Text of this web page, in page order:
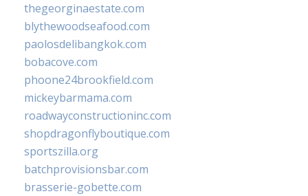
thegeorginaestate.com
blythewoodseafood.com
paolosdelibangkok.com
bobacove.com
phoone24brookfield.com
mickeybarmama.com
roadwayconstructioninc.com
shopdragonflyboutique.com
sportszilla.org
batchprovisionsbar.com
brasserie-gobette.com